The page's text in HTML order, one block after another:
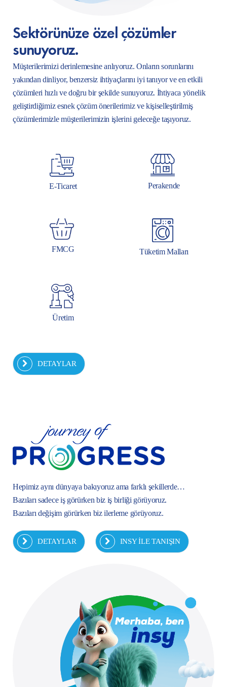
Sektörünüze özel çözümler
sunuyoruz.
Müşterilerimizi derinlemesine anlıyoruz. Onların sorunlarını
yakından dinliyor, benzersiz ihtiyaçlarını iyi tanıyor ve en etkili
çözümleri hızlı ve doğru bir şekilde sunuyoruz. İhtiyaca yönelik
geliştirdiğimiz esnek çözüm önerilerimiz ve kişiselleştirilmiş
çözümlerimizle müşterilerimizin işlerini geleceğe taşıyoruz.
E-Ticaret Perakende
FMCG Tüketim Malları
Üretim
DETAYLAR
Hepimiz aynı dünyaya bakıyoruz ama farklı şekillerde…
Bazıları sadece iş görürken biz iş birliği görüyoruz.
Bazıları değişim görürken biz ilerleme görüyoruz.
DETAYLAR INSY İLE TANIŞIN